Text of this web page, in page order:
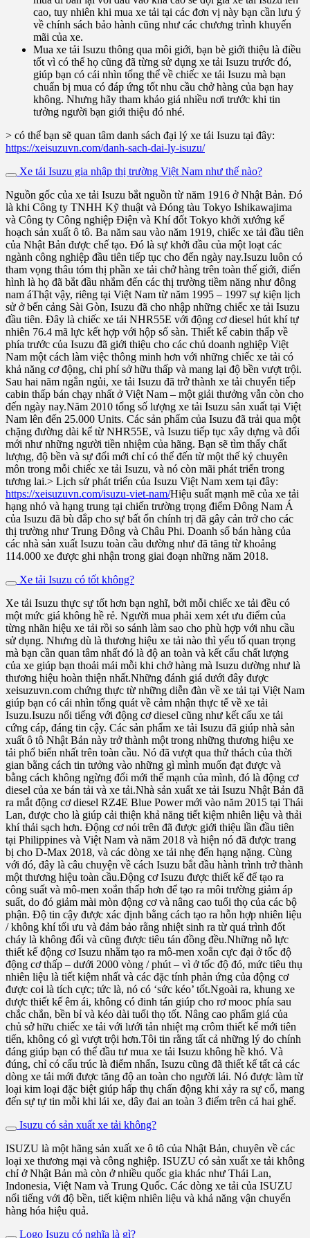
cao, tuy nhiên khi mua xe tải tại các đơn vị này bạn cần lưu ý
về chính sách bảo hành cũng như các chương trình khuyến
mãi của xe.
Mua xe tải Isuzu thông qua môi giới, bạn bè giới thiệu là điều
tốt vì có thể họ cũng đã từng sử dụng xe tải Isuzu trước đó,
giúp bạn có cái nhìn tổng thể về chiếc xe tải Isuzu mà bạn
chuẩn bị mua có đáp ứng tốt nhu cầu chở hàng của bạn hay
không. Nhưng hãy tham khảo giá nhiều nơi trước khi tin
tưởng người bạn giới thiệu đó nhé.
> có thể bạn sẽ quan tâm danh sách đại lý xe tải Isuzu tại đây:
https://xeisuzuvn.com/danh-sach-dai-ly-isuzu/
Xe tải Isuzu gia nhập thị trường Việt Nam như thế nào?
Nguồn gốc của xe tải Isuzu bắt nguồn từ năm 1916 ở Nhật Bản. Đó
là khi Công ty TNHH Kỹ thuật và Đóng tàu Tokyo Ishikawajima
và Công ty Công nghiệp Điện và Khí đốt Tokyo khởi xướng kế
hoạch sản xuất ô tô. Ba năm sau vào năm 1919, chiếc xe tải đầu tiên
của Nhật Bản được chế tạo. Đó là sự khởi đầu của một loạt các
ngành công nghiệp đầu tiên tiếp tục cho đến ngày nay.Isuzu luôn có
tham vọng thâu tóm thị phần xe tải chở hàng trên toàn thế giới, điển
hình là họ đã bắt đầu nhắm đến các thị trường tiềm năng như đông
nam áThật vậy, riêng tại Việt Nam từ năm 1995 – 1997 sự kiện lịch
sử ở bến cảng Sài Gòn, Isuzu đã cho nhập những chiếc xe tải Isuzu
đầu tiên. Đây là chiếc xe tải NHR55E với động cơ diesel hút khí tự
nhiên 76.4 mã lực kết hợp với hộp số sàn. Thiết kế cabin thấp về
phía trước của Isuzu đã giới thiệu cho các chủ doanh nghiệp Việt
Nam một cách làm việc thông minh hơn với những chiếc xe tải có
khả năng cơ động, chi phí sở hữu thấp và mang lại độ bền vượt trội.
Sau hai năm ngắn ngủi, xe tải Isuzu đã trở thành xe tải chuyển tiếp
cabin thấp bán chạy nhất ở Việt Nam – một giải thưởng vẫn còn cho
đến ngày nay.Năm 2010 tổng số lượng xe tải Isuzu sản xuất tại Việt
Nam lên đến 25.000 Units. Các sản phẩm của Isuzu đã trải qua một
chặng đường dài kể từ NHR55E, và Isuzu tiếp tục xây dựng và đổi
mới như những người tiền nhiệm của hãng. Bạn sẽ tìm thấy chất
lượng, độ bền và sự đổi mới chỉ có thể đến từ một thế kỷ chuyên
môn trong mỗi chiếc xe tải Isuzu, và nó còn mãi phát triển trong
tương lai.> Lịch sử phát triển của Isuzu Việt Nam xem tại đây:
https://xeisuzuvn.com/isuzu-viet-nam/Hiệu suất mạnh mẽ của xe tải
hạng nhỏ và hạng trung tại chiến trường trọng điểm Đông Nam Á
của Isuzu đã bù đắp cho sự bất ổn chính trị đã gây cản trở cho các
thị trường như Trung Đông và Châu Phi. Doanh số bán hàng của
các nhà sản xuất Isuzu toàn cầu dường như đã tăng từ khoảng
114.000 xe được ghi nhận trong giai đoạn những năm 2018.
Xe tải Isuzu có tốt không?
Xe tải Isuzu thực sự tốt hơn bạn nghĩ, bởi mỗi chiếc xe tải đều có
một mức giá không hề rẻ. Người mua phải xem xét ưu điểm của
từng nhãn hiệu xe tải rồi so sánh làm sao cho phù hợp với nhu cầu
sử dụng. Nhưng dù là thương hiệu xe tải nào thì yếu tố quan trọng
mà bạn cần quan tâm nhất đó là độ an toàn và kết cấu chất lượng
của xe giúp bạn thoải mái mỗi khi chở hàng mà Isuzu dường như là
thương hiệu hoàn thiện nhất.Những đánh giá dưới đây được
xeisuzuvn.com chứng thực từ những diễn đàn về xe tải tại Việt Nam
giúp bạn có cái nhìn tổng quát về cảm nhận thực tế về xe tải
Isuzu.Isuzu nổi tiếng với động cơ diesel cũng như kết cấu xe tải
cứng cáp, đáng tin cậy. Các sản phẩm xe tải Isuzu đã giúp nhà sản
xuất ô tô Nhật Bản này trở thành một trong những thương hiệu xe
tải phổ biến nhất trên toàn cầu. Nó đã vượt qua thử thách của thời
gian bằng cách tin tưởng vào những gì mình muốn đạt được và
bằng cách không ngừng đổi mới thế mạnh của mình, đó là động cơ
diesel của xe bán tải và xe tải.Nhà sản xuất xe tải Isuzu Nhật Bản đã
ra mắt động cơ diesel RZ4E Blue Power mới vào năm 2015 tại Thái
Lan, được cho là giúp cải thiện khả năng tiết kiệm nhiên liệu và thải
khí thải sạch hơn. Động cơ nói trên đã được giới thiệu lần đầu tiên
tại Philippines và Việt Nam và năm 2018 và hiện nó đã được trang
bị cho D-Max 2018, và các dòng xe tải nhẹ đến hạng nặng. Cùng
với đó, đây là câu chuyện về cách Isuzu bắt đầu hành trình trở thành
một thương hiệu toàn cầu.Động cơ Isuzu được thiết kế để tạo ra
công suất và mô-men xoắn thấp hơn để tạo ra môi trường giảm áp
suất, do đó giảm mài mòn động cơ và nâng cao tuổi thọ của các bộ
phận. Độ tin cậy được xác định bằng cách tạo ra hỗn hợp nhiên liệu
/ không khí tối ưu và đảm bảo rằng nhiệt sinh ra từ quá trình đốt
cháy là không đổi và cũng được tiêu tán đồng đều.Những nỗ lực
thiết kế động cơ Isuzu nhằm tạo ra mô-men xoắn cực đại ở tốc độ
động cơ thấp – dưới 2000 vòng / phút – vì ở tốc độ đó, mức tiêu thụ
nhiên liệu là tiết kiệm nhất và các đặc tính phản ứng của động cơ
được coi là tích cực; tức là, nó có ‘sức kéo’ tốt.Ngoài ra, khung xe
được thiết kế êm ái, không có đinh tán giúp cho rơ mooc phía sau
chắc chắn, bền bỉ và kéo dài tuổi thọ tốt. Nâng cao phẩm giá của
chủ sở hữu chiếc xe tải với lưới tản nhiệt mạ crôm thiết kế mới tiên
tiến, không có gì vượt trội hơn.Tôi tin rằng tất cả những lý do chính
đáng giúp bạn có thể đầu tư mua xe tải Isuzu không hề khó. Và
đúng, chỉ có cấu trúc là điểm nhấn, Isuzu cũng đã thiết kế tất cả các
dòng xe tải mới được tăng độ an toàn cho người lái. Nó được làm từ
loại kim loại đặc biệt giúp hấp thụ chấn động khi xảy ra sự cố, mang
đến sự tự tin mỗi khi lái xe, dây đai an toàn 3 điểm trên cả hai ghế.
Isuzu có sản xuất xe tải không?
ISUZU là một hãng sản xuất xe ô tô của Nhật Bản, chuyên về các
loại xe thương mại và công nghiệp. ISUZU có sản xuất xe tải không
chỉ ở Nhật Bản mà còn ở nhiều quốc gia khác như Thái Lan,
Indonesia, Việt Nam và Trung Quốc. Các dòng xe tải của ISUZU
nổi tiếng với độ bền, tiết kiệm nhiên liệu và khả năng vận chuyển
hàng hóa hiệu quả.
Logo Isuzu có nghĩa là gì?